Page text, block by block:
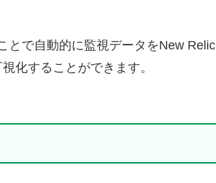
とで自動的に監視データをNew Relic
化することができます。